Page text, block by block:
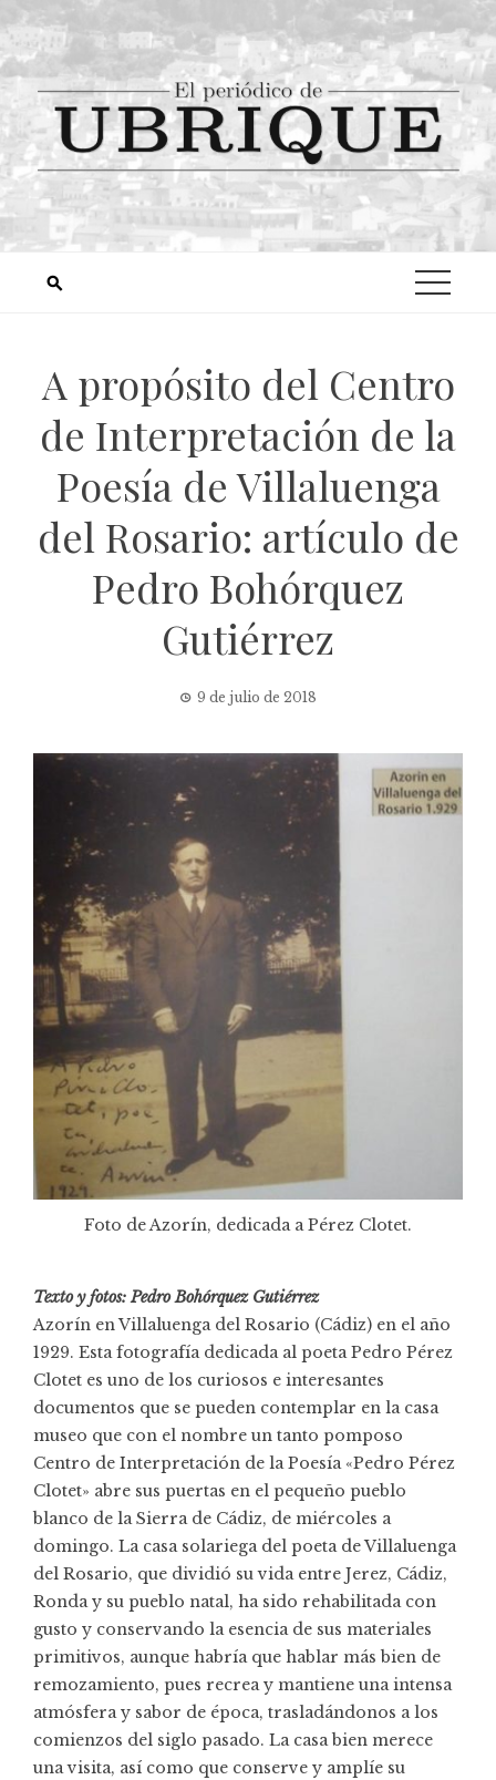
A propósito del Centro
de Interpretación de la
Poesía de Villaluenga
del Rosario: artículo de
Pedro Bohórquez
Gutiérrez
9 de julio de 2018
Foto de Azorín, dedicada a Pérez Clotet.
Texto y fotos:Pedro Bohórquez Gutiérrez
Azorín en Villaluenga del Rosario (Cádiz) en el año
1929. Esta fotografía dedicada al poeta Pedro Pérez
Clotet es uno de los curiosos e interesantes
documentos que se pueden contemplar en la casa
museo que con el nombre un tanto pomposo
Centro de Interpretación de la Poesía «Pedro Pérez
Clotet» abre sus puertas en el pequeño pueblo
blanco de la Sierra de Cádiz, de miércoles a
domingo. La casa solariega del poeta de Villaluenga
del Rosario, que dividió su vida entre Jerez, Cádiz,
Ronda y su pueblo natal, ha sido rehabilitada con
gusto y conservando la esencia de sus materiales
primitivos, aunque habría que hablar más bien de
remozamiento, pues recrea y mantiene una intensa
atmósfera y sabor de época, trasladándonos a los
comienzos del siglo pasado. La casa bien merece
una visita, así como que conserve y amplíe su